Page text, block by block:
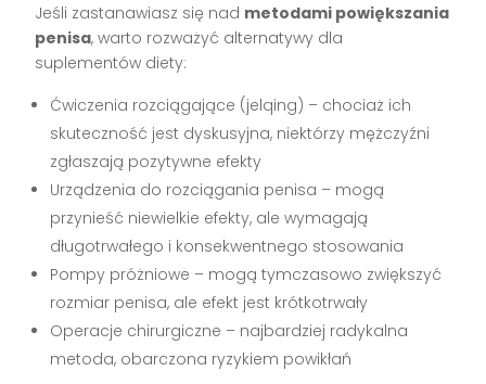
Jeśli zastanawiasz się nad metodami powiększania
penisa, warto rozważyć alternatywy dla
suplementów diety:
Ćwiczenia rozciągające (jelqing) – chociaż ich
skuteczność jest dyskusyjna, niektórzy mężczyźni
zgłaszają pozytywne efekty
Urządzenia do rozciągania penisa – mogą
przynieść niewielkie efekty, ale wymagają
długotrwałego i konsekwentnego stosowania
Pompy próżniowe – mogą tymczasowo zwiększyć
rozmiar penisa, ale efekt jest krótkotrwały
Operacje chirurgiczne – najbardziej radykalna
metoda, obarczona ryzykiem powikłań